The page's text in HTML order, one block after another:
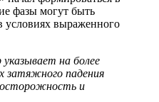
фазы могут быть
условиях выраженного
на более
затяжного падения
и